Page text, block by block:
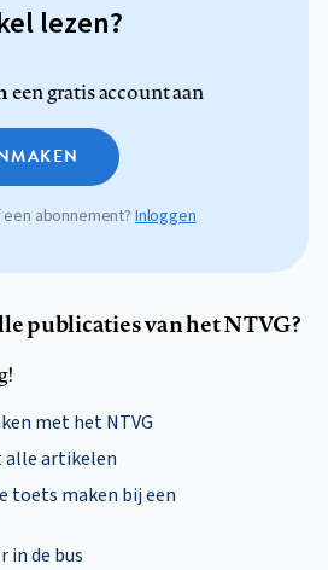
lezen?
een gratis account aan
abonnement? Inloggen
publicaties van het NTVG?
met het NTVG
artikelen
toets maken bij een
in de bus